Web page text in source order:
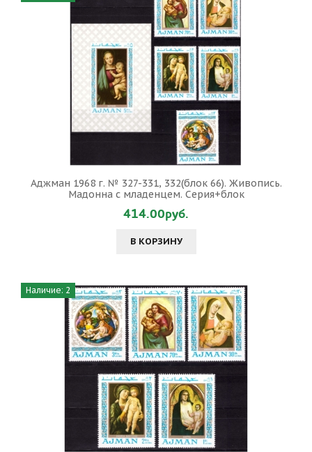
Аджман 1968 г. № 327-331, 332(блок 66). Живопись.
Мадонна с младенцем. Серия+блок
414.00руб.
В КОРЗИНУ
Наличие: 2